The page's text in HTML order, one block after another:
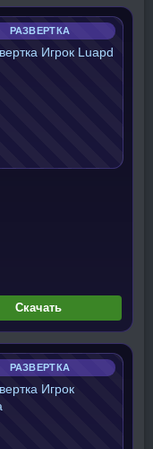
РАЗВЕРТКА
Скачать
РАЗВЕРТКА